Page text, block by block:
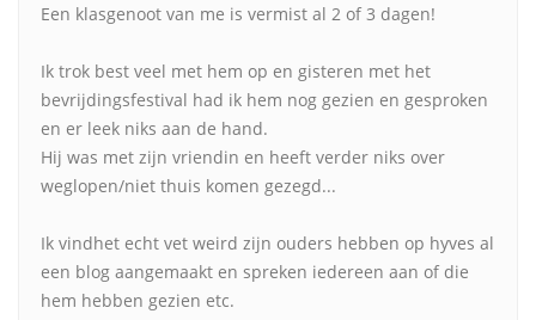
Een klasgenoot van me is vermist al 2 of 3 dagen!
Ik trok best veel met hem op en gisteren met het
bevrijdingsfestival had ik hem nog gezien en gesproken
en er leek niks aan de hand.
Hij was met zijn vriendin en heeft verder niks over
weglopen/niet thuis komen gezegd...
Ik vindhet echt vet weird zijn ouders hebben op hyves al
een blog aangemaakt en spreken iedereen aan of die
hem hebben gezien etc.